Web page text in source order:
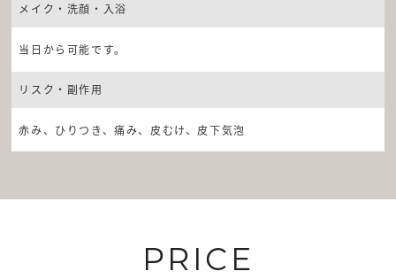
メイク・洗顔・入浴
当日から可能です。
リスク・副作用
赤み、ひりつき、痛み、皮むけ、皮下気泡
PRICE